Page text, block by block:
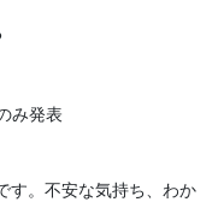
み発表
す。不安な気持ち、わか